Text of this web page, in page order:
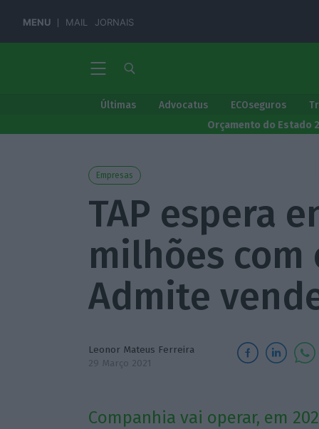
MENU MAIL JORNAIS
Últimas Advocatus ECOseguros
Orçamento do Estado
Empresas
TAP espera
milhões com
Admite
Leonor Mateus Ferreira
29 Março 2021
Companhia vai operar, em